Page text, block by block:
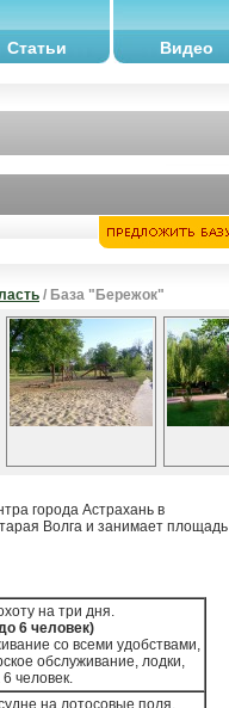
Статьи Видео
/ База "Бережок"
города Астрахань в
Волга и занимает площадь
на три дня.
6 человек)
со всеми удобствами,
обслуживание, лодки,
человек.
на лотосовые поля.